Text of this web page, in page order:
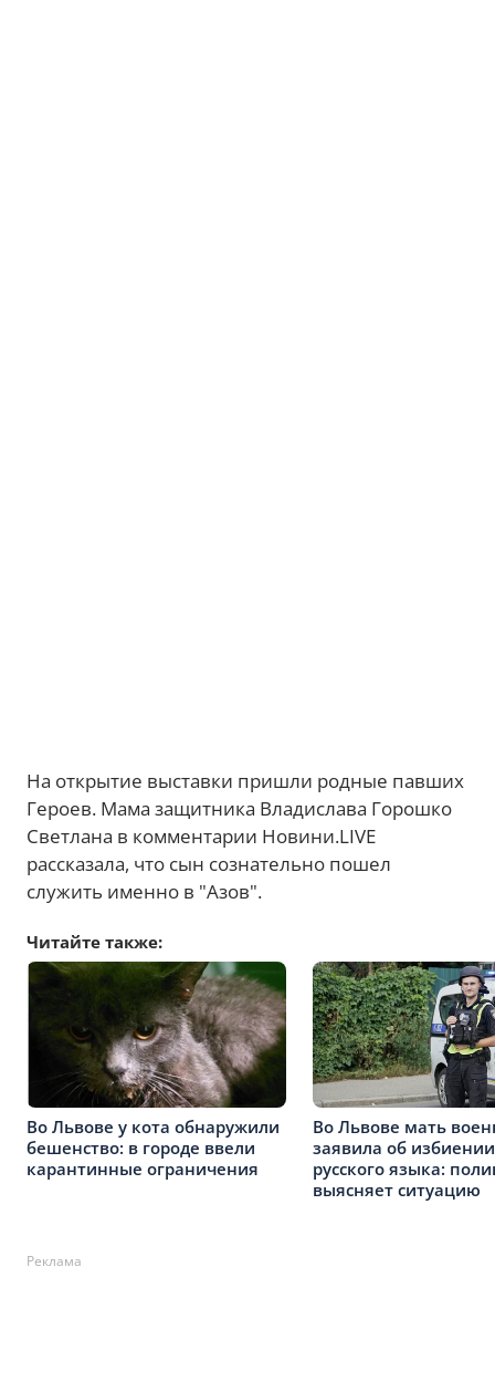
На открытие выставки пришли родные павших
Героев. Мама защитника Владислава Горошко
Светлана в комментарии Новини.LIVE
рассказала, что сын сознательно пошел
служить именно в "Азов".
Читайте также:
Во Львове у кота обнаружили
бешенство: в городе ввели
карантинные ограничения
Во Львове мать
заявила об
русского языка:
выясняет ситуацию
Реклама